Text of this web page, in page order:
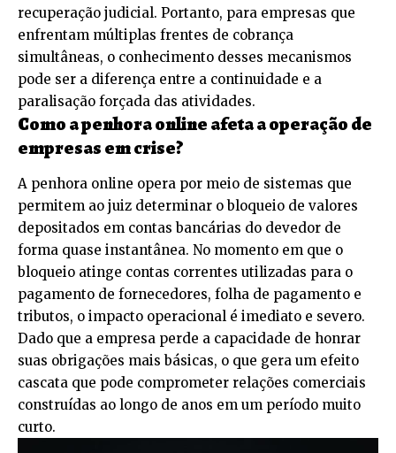
recuperação judicial. Portanto, para empresas que
enfrentam múltiplas frentes de cobrança
simultâneas, o conhecimento desses mecanismos
pode ser a diferença entre a continuidade e a
paralisação forçada das atividades.
Como a penhora online afeta a operação de
empresas em crise?
A penhora online opera por meio de sistemas que
permitem ao juiz determinar o bloqueio de valores
depositados em contas bancárias do devedor de
forma quase instantânea. No momento em que o
bloqueio atinge contas correntes utilizadas para o
pagamento de fornecedores, folha de pagamento e
tributos, o impacto operacional é imediato e severo.
Dado que a empresa perde a capacidade de honrar
suas obrigações mais básicas, o que gera um efeito
cascata que pode comprometer relações comerciais
construídas ao longo de anos em um período muito
curto.